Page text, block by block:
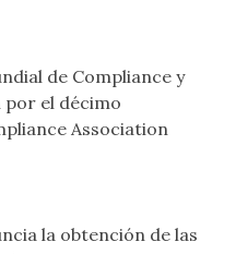
de Compliance y
el décimo
Association
la obtención de las